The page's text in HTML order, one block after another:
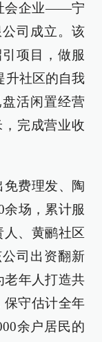
会企业——宁
司成立。该
项目，做服
升社区的自我
活闲置经营
完成营业收
免费理发、陶
场，累计服
、黄鹂社区
司出资翻新
老年人打造共
保守估计全年
余户居民的